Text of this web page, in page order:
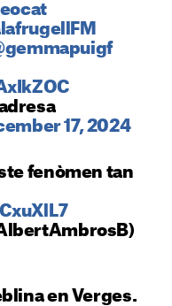
17, 2024
fenòmen tan
en Verges.